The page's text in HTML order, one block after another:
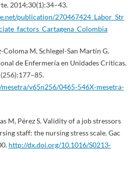
2014;30(1):34–43.
publication/270467424_Labor_Str
M, Schlegel-San Martín G.
de Enfermería en Unidades Críticas.
v65n256/0465-546X-mesetra-
M, Pérez S. Validity of a job stressors
staff: the nursing stress scale. Gac
http://dx.doi.org/10.1016/S0213-